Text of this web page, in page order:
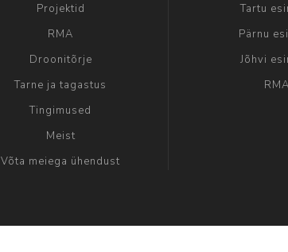
Projektid
RMA
Droonitõrje
Tarne ja tagastus
Tingimused
Meist
Võta meiega ühendust
Tartu
Pärnu
Jõhvi
RMA